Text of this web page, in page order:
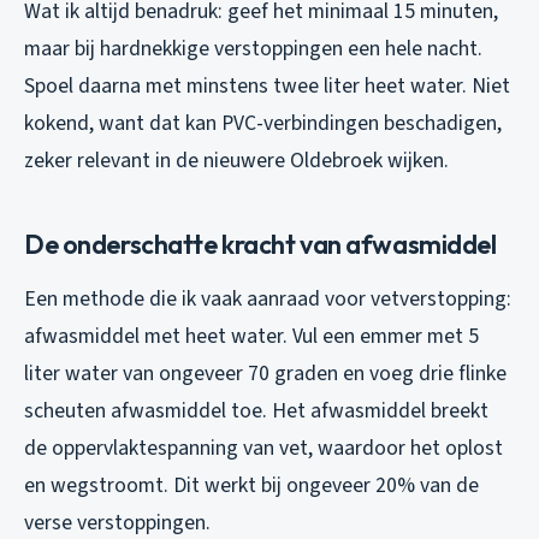
Wat ik altijd benadruk: geef het minimaal 15 minuten,
maar bij hardnekkige verstoppingen een hele nacht.
Spoel daarna met minstens twee liter heet water. Niet
kokend, want dat kan PVC-verbindingen beschadigen,
zeker relevant in de nieuwere Oldebroek wijken.
De onderschatte kracht van afwasmiddel
Een methode die ik vaak aanraad voor vetverstopping:
afwasmiddel met heet water. Vul een emmer met 5
liter water van ongeveer 70 graden en voeg drie flinke
scheuten afwasmiddel toe. Het afwasmiddel breekt
de oppervlaktespanning van vet, waardoor het oplost
en wegstroomt. Dit werkt bij ongeveer 20% van de
verse verstoppingen.